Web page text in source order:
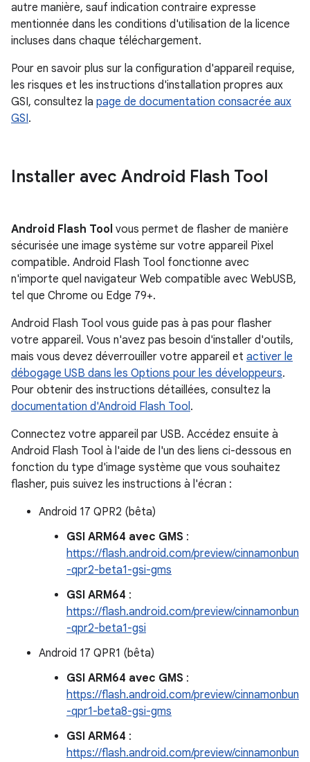
autre manière, sauf indication contraire expresse
mentionnée dans les conditions d'utilisation de la licence
incluses dans chaque téléchargement.
Pour en savoir plus sur la configuration d'appareil requise,
les risques et les instructions d'installation propres aux
GSI, consultez la page de documentation consacrée aux
GSI.
Installer avec Android Flash Tool
Android Flash Tool vous permet de flasher de manière
sécurisée une image système sur votre appareil Pixel
compatible. Android Flash Tool fonctionne avec
n'importe quel navigateur Web compatible avec WebUSB,
tel que Chrome ou Edge 79+.
Android Flash Tool vous guide pas à pas pour flasher
votre appareil. Vous n'avez pas besoin d'installer d'outils,
mais vous devez déverrouiller votre appareil et activer le
débogage USB dans les Options pour les développeurs.
Pour obtenir des instructions détaillées, consultez la
documentation d'Android Flash Tool.
Connectez votre appareil par USB. Accédez ensuite à
Android Flash Tool à l'aide de l'un des liens ci-dessous en
fonction du type d'image système que vous souhaitez
flasher, puis suivez les instructions à l'écran :
Android 17 QPR2 (bêta)
GSI ARM64 avec GMS :
https://flash.android.com/preview/cinnamonbun
-qpr2-beta1-gsi-gms
GSI ARM64 :
https://flash.android.com/preview/cinnamonbun
-qpr2-beta1-gsi
Android 17 QPR1 (bêta)
GSI ARM64 avec GMS :
https://flash.android.com/preview/cinnamonbun
-qpr1-beta8-gsi-gms
GSI ARM64 :
https://flash.android.com/preview/cinnamonbun